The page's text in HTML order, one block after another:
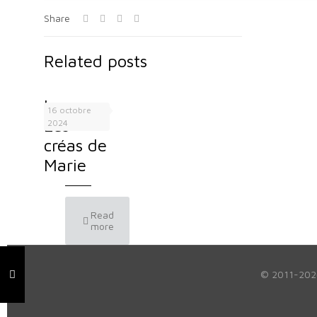
Share
Related posts
16 octobre
2024
Logo –
Les
créas de
Marie
Read
more
© 2011-